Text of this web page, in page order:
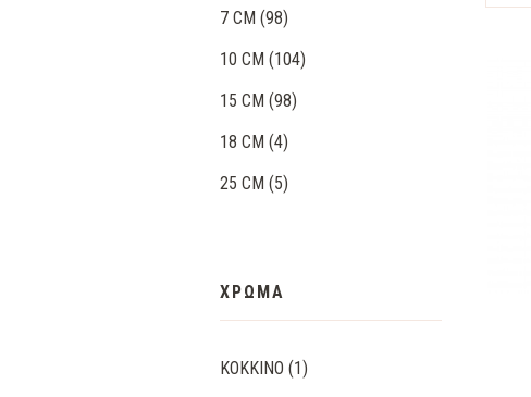
7 CM (98)
10 CM (104)
15 CM (98)
18 CM (4)
25 CM (5)
ΧΡΩΜΑ
ΚΌΚΚΙΝΟ (1)